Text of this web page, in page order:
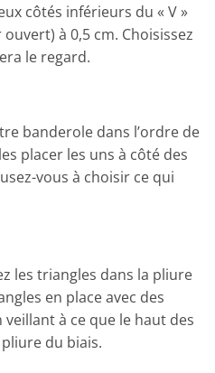
côtés inférieurs du « V »
à 0,5 cm. Choisissez
le regard.
banderole dans l’ordre de
placer les uns à côté des
vous à choisir ce qui
les triangles dans la pliure
en place avec des
à ce que le haut des
du biais.